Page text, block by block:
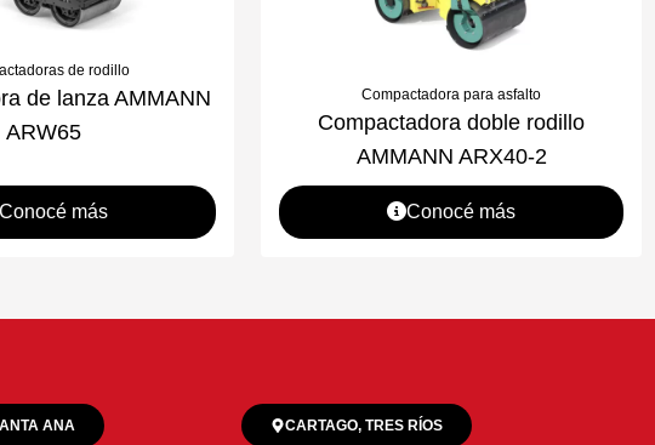
de rodillo
de lanza AMMANN
ARW65
Conocé más
Compactadora para asfalto
Compactadora doble rodillo
AMMANN ARX40-2
Conocé más
ANA CARTAGO, TRES RÍOS